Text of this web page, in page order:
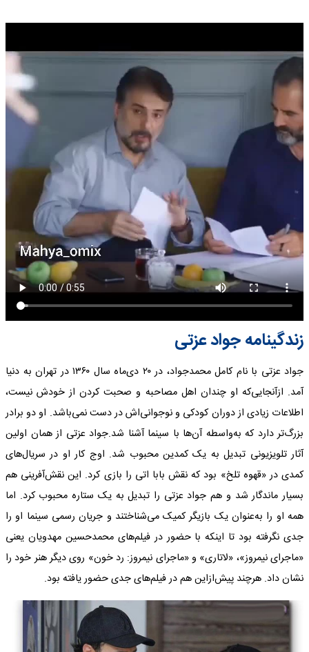
زندگینامه جواد عزتی
جواد عزتی با نام کامل محمدجواد، در ۲۰ دی‌ماه سال ۱۳۶۰ در تهران به دنیا
آمد. ازآنجایی‌که او چندان اهل مصاحبه و صحبت کردن از خودش نیست،
اطلاعات زیادی از دوران کودکی و نوجوانی‌اش در دست نمی‌باشد. او دو برادر
بزرگ‌تر دارد که به‌واسطه آن‌ها با سینما آشنا شد.جواد عزتی از همان اولین
آثار تلویزیونی تبدیل به یک کمدین محبوب شد. اوج کار او در سریال‌های
کمدی در «قهوه تلخ» بود که نقش بابا اتی را بازی کرد. این نقش‌آفرینی هم
بسیار ماندگار شد و هم جواد عزتی را تبدیل به یک ستاره محبوب کرد. اما
همه او را به‌عنوان یک بازیگر کمیک می‌شناختند و جریان رسمی سینما او را
جدی نگرفته بود تا اینکه با حضور در فیلم‌های محمدحسین مهدویان یعنی
«ماجرای نیمروز»، «لاتاری» و «ماجرای نیمروز: رد خون» روی دیگر هنر خود را
نشان داد. هرچند پیش‌ازاین هم در فیلم‌های جدی حضور یافته بود.